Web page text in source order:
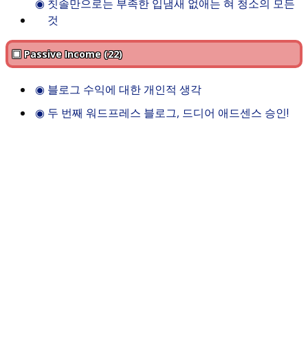
◉ 칫솔만으로는 부족한 입냄새 없애는 혀 청소의 모든
것
▣ Passive Income (22)
◉ 블로그 수익에 대한 개인적 생각
◉ 두 번째 워드프레스 블로그, 드디어 애드센스 승인!